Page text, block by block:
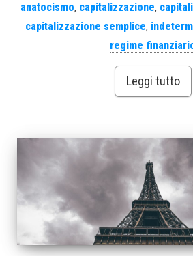
anatocismo, capitalizzazione,
capitalizzazione semplice,
regime
Leggi tutto